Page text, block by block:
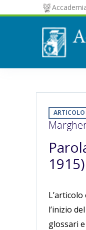
ARTICOLO
1915)
l’inizio
glossari